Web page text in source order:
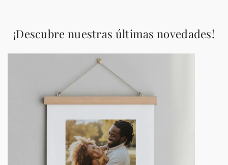
¡Descubre nuestras últimas novedades!